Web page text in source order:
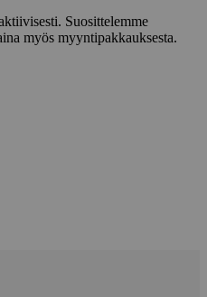
Suosittelemme
myös myyntipakkauksesta.